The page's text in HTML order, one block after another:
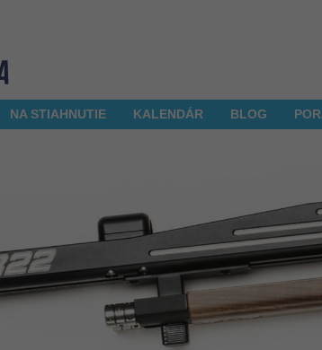
NA STIAHNUTIE KALENDÁR BLOG